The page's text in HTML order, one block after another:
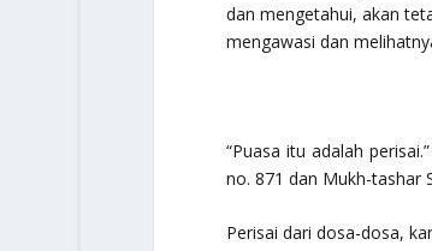
dan mengetahui, akan
mengawasi dan
“Puasa itu adalah perisai.”
no. 871 dan Mukh-tashar
Perisai dari dosa-dosa,